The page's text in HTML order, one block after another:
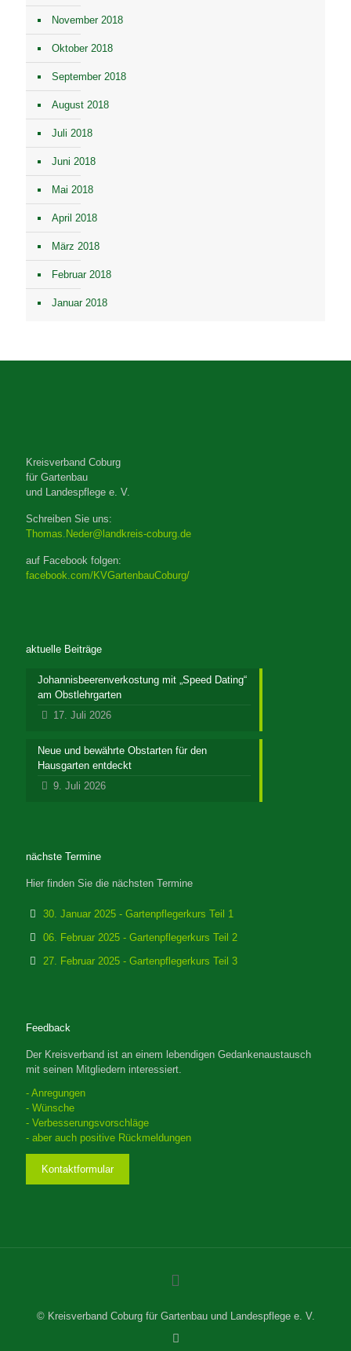
November 2018
Oktober 2018
September 2018
August 2018
Juli 2018
Juni 2018
Mai 2018
April 2018
März 2018
Februar 2018
Januar 2018
Kreisverband Coburg
für Gartenbau
und Landespflege e. V.
Schreiben Sie uns:
Thomas.Neder@landkreis-coburg.de
auf Facebook folgen:
facebook.com/KVGartenbauCoburg/
aktuelle Beiträge
Johannisbeerenverkostung mit „Speed Dating“
am Obstlehrgarten
17. Juli 2026
Neue und bewährte Obstarten für den
Hausgarten entdeckt
9. Juli 2026
nächste Termine
Hier finden Sie die nächsten Termine
30. Januar 2025 - Gartenpflegerkurs Teil 1
06. Februar 2025 - Gartenpflegerkurs Teil 2
27. Februar 2025 - Gartenpflegerkurs Teil 3
Feedback
Der Kreisverband ist an einem lebendigen Gedankenaustausch
mit seinen Mitgliedern interessiert.
- Anregungen
- Wünsche
- Verbesserungsvorschläge
- aber auch positive Rückmeldungen
Kontaktformular
© Kreisverband Coburg für Gartenbau und Landespflege e. V.